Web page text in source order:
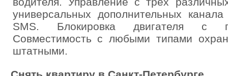
универсальных дополнительных
SMS. Блокировка двигателя с
Cовместимость с любыми типами
штатными.